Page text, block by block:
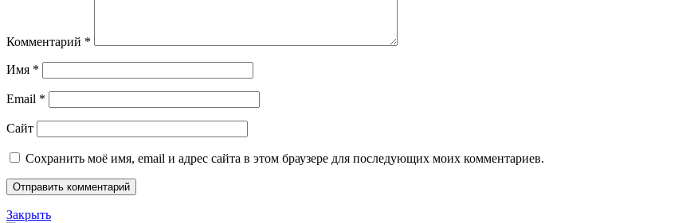
Комментарий *
Имя *
Email *
Сайт
Сохранить моё имя, email и адрес сайта в этом браузере для последующих моих комментариев.
Закрыть